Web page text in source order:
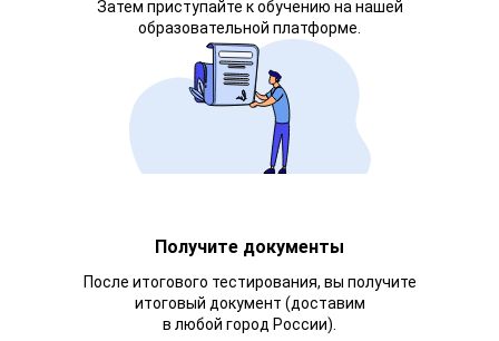
Затем приступайте к обучению на нашей
образовательной платформе.
Получите документы
После итогового тестирования, вы получите
итоговый документ (доставим
в любой город России).